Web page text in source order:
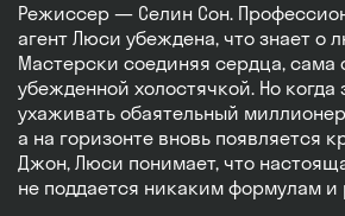
Режиссер — Селин Сон.
агент Люси убеждена, что знает о
Мастерски соединяя сердца, сама
убежденной холостячкой. Но когда
ухаживать обаятельный
а на горизонте вновь появляется
Джон, Люси понимает, что
не поддается никаким формулам и